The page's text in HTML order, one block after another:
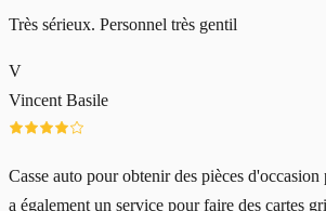
Très sérieux. Personnel très gentil
V
Vincent Basile
Casse auto pour obtenir des pièces
a également un service pour faire des cartes